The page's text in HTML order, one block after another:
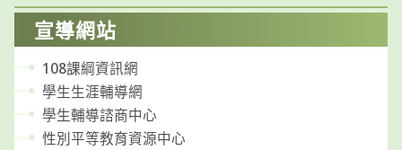
宣導網站
108課綱資訊網
學生生涯輔導網
學生輔導諮商中心
性別平等教育資源中心